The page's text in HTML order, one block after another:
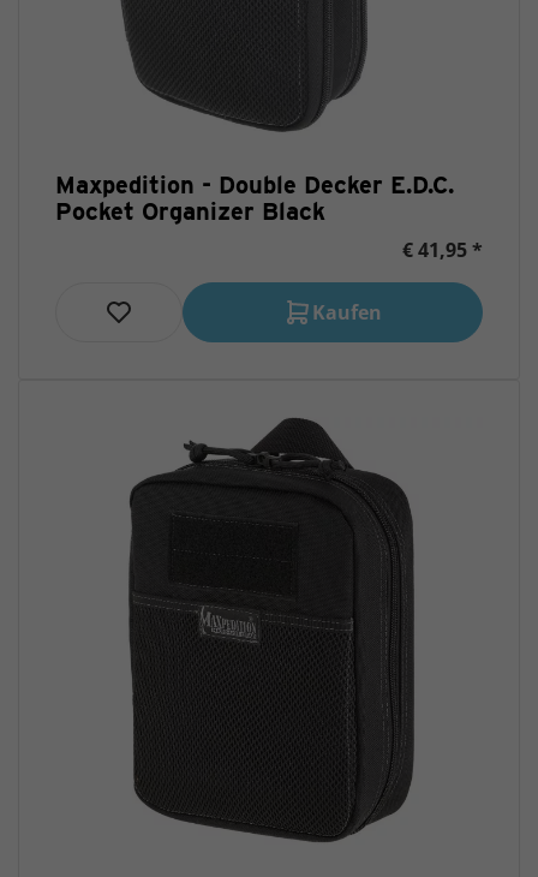
Maxpedition - Double Decker E.D.C.
Pocket Organizer Black
€ 41,95 *
Kaufen